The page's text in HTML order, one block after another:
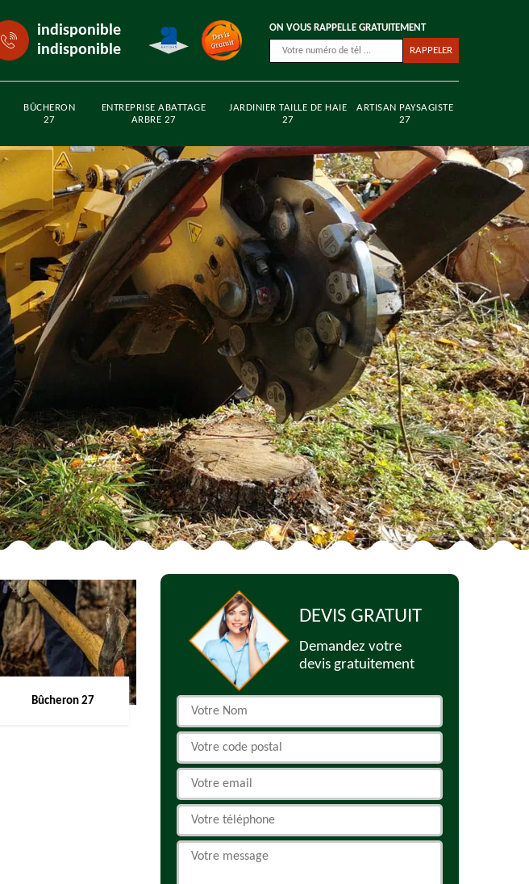
indisponible
indisponible
ON VOUS RAPPELLE GRATUITEMENT
BÛCHERON
27
ENTREPRISE ABATTAGE
ARBRE 27
JARDINIER TAILLE DE HAIE
27
ARTISAN PAYSAGISTE
27
Bûcheron 27
DEVIS GRATUIT
Demandez votre
devis gratuitement